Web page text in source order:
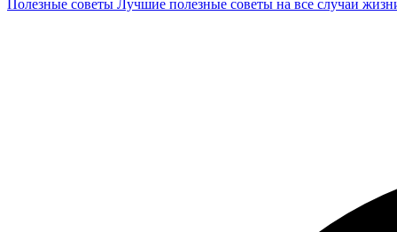
Полезные советы Лучшие полезные советы на все случаи